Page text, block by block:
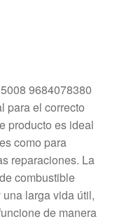
9684078380
para el correcto
producto es ideal
como para
reparaciones. La
combustible
larga vida útil,
de manera